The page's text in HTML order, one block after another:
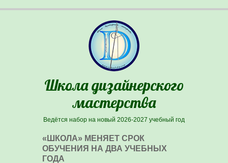
Школа дизайнерского
мастерства
Ведётся набор на новый 2026-2027 учебный год
«ШКОЛА» МЕНЯЕТ СРОК
ОБУЧЕНИЯ НА ДВА УЧЕБНЫХ
ГОДА